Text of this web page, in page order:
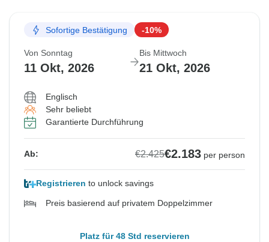
Sofortige Bestätigung -10%
Von Sonntag
11 Okt, 2026
Bis Mittwoch
21 Okt, 2026
Englisch
Sehr beliebt
Garantierte Durchführung
Ab: €2.425€2.183 per person
Registrieren to unlock savings
Preis basierend auf privatem Doppelzimmer
Platz für 48 Std reservieren